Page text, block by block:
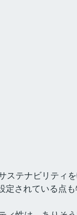
ステナビリティ
定されている点も